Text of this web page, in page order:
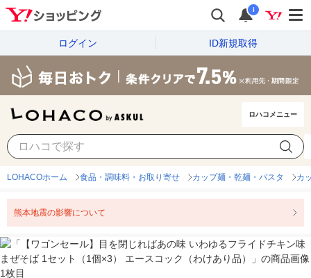
i
ログイン ID新規取得
ロハコメニュー
LOHACOホーム 食品・調味料・お取り寄せ カップ麺・乾麺・パスタ カ
熊本地震の影響について